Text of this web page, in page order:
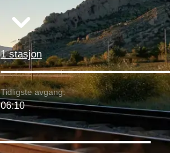
1 stasjon
Tidligste avgang:
06:10